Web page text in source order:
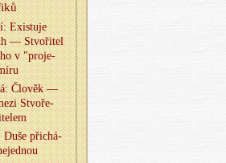
Exis­tu­je
— Stvo­ři­tel
v "pro­je­
Člo­věk —
Stvo­ře­
Duše při­chá­